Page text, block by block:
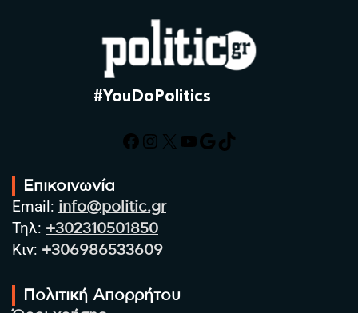
#YouDoPolitics
Facebook
Instagram
X YouTube
Google
TikTok
Επικοινωνία
Email: info@politic.gr
Τηλ: +302310501850
Κιν: +306986533609
Πολιτική Απορρήτου